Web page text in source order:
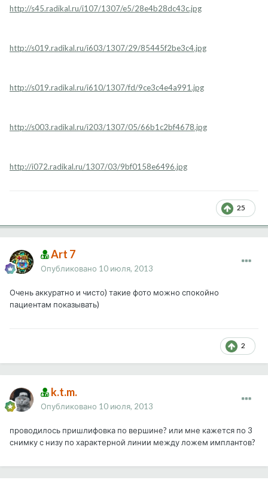
http://s45.radikal.ru/i107/1307/e5/28e4b28dc43c.jpg
http://s019.radikal.ru/i603/1307/29/85445f2be3c4.jpg
http://s019.radikal.ru/i610/1307/fd/9ce3c4e4a991.jpg
http://s003.radikal.ru/i203/1307/05/66b1c2bf4678.jpg
http://i072.radikal.ru/1307/03/9bf0158e6496.jpg
25
Art 7
Опубликовано 10 июля, 2013
Очень аккуратно и чисто) такие фото можно спокойно
пациентам показывать)
2
k.t.m.
Опубликовано 10 июля, 2013
проводилось пришлифовка по вершине? или мне кажется по 3
снимку с низу по характерной линии между ложем имплантов?